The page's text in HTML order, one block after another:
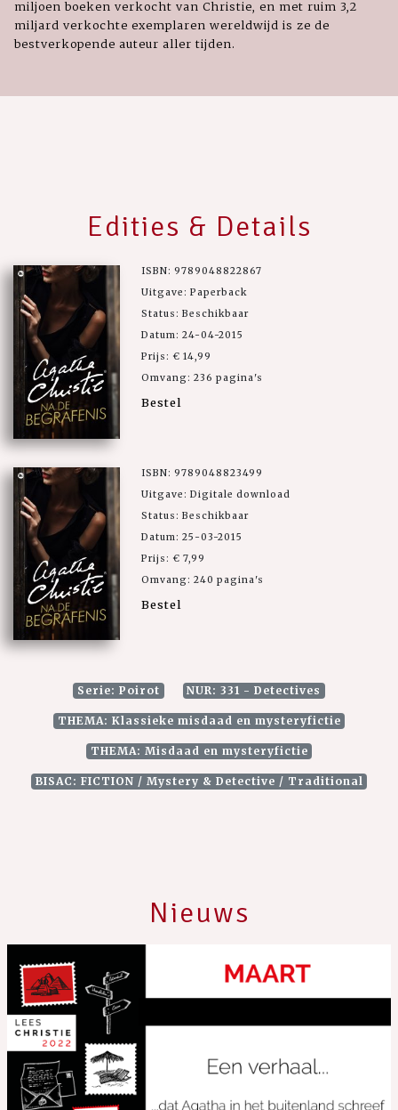
miljoen boeken verkocht van Christie, en met ruim 3,2
miljard verkochte exemplaren wereldwijd is ze de
bestverkopende auteur aller tijden.
Edities & Details
ISBN: 9789048822867
Uitgave: Paperback
Status: Beschikbaar
Datum: 24-04-2015
Prijs: € 14,99
Omvang: 236 pagina's
Bestel
ISBN: 9789048823499
Uitgave: Digitale download
Status: Beschikbaar
Datum: 25-03-2015
Prijs: € 7,99
Omvang: 240 pagina's
Bestel
Serie: Poirot NUR: 331 - Detectives
THEMA: Klassieke misdaad en mysteryfictie
THEMA: Misdaad en mysteryfictie
BISAC: FICTION / Mystery & Detective / Traditional
Nieuws